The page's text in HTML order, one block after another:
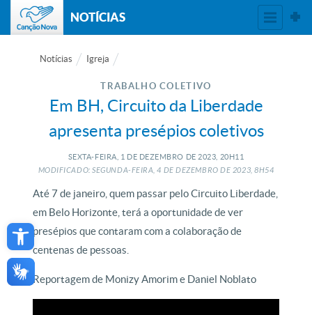
Open toolbar
NOTÍCIAS
Notícias Igreja
TRABALHO COLETIVO
Em BH, Circuito da Liberdade
apresenta presépios coletivos
SEXTA-FEIRA, 1 DE DEZEMBRO DE 2023, 20H11
MODIFICADO: SEGUNDA-FEIRA, 4 DEDEZEMBRO DE 2023, 8H54
Até 7 de janeiro, quem passar pelo Circuito Liberdade,
em Belo Horizonte, terá a oportunidade de ver
presépios que contaram com a colaboração de
centenas de pessoas.
Reportagem de Monizy Amorim e Daniel Noblato